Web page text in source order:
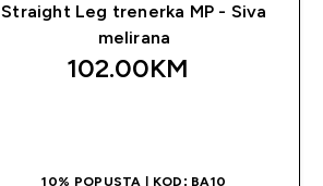
Straight Leg trenerka MP - Siva
melirana
102.00KM‎
10% POPUSTA | KOD: BA10